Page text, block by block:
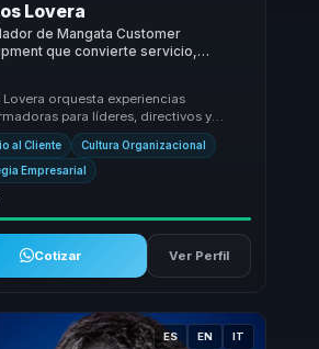
Lovera
de Mangata Customer
que convierte servicio,
del cliente y ventas en
Lovera orquesta experiencias
para líderes, directivos y
de equipos, ayudándoles a dejar
al Cliente Cultura Organizacional
Empresarial
Cotizar Ver Perfil
ES EN IT